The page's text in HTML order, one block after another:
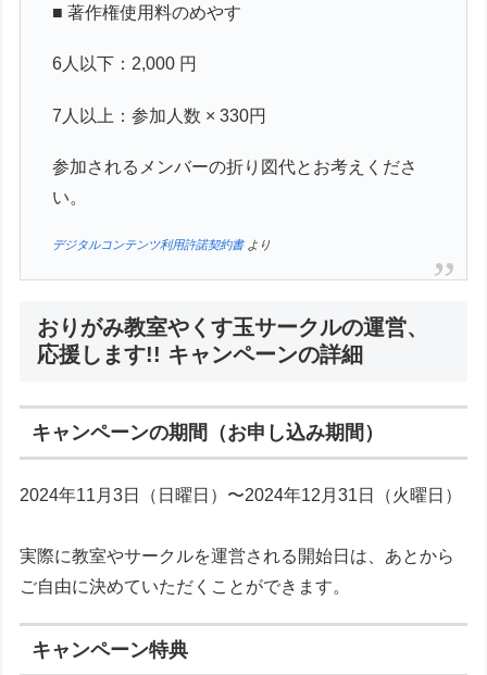
■ 著作権使用料のめやす
6人以下：2,000 円
7人以上：参加人数 × 330円
参加されるメンバーの折り図代とお考えくださ
い。
デジタルコンテンツ利用許諾契約書より
おりがみ教室やくす玉サークルの運営、
応援します!! キャンペーンの詳細
キャンペーンの期間（お申し込み期間）
2024年11月3日（日曜日）〜2024年12月31日（火曜日）
実際に教室やサークルを運営される開始日は、あとから
ご自由に決めていただくことができます。
キャンペーン特典